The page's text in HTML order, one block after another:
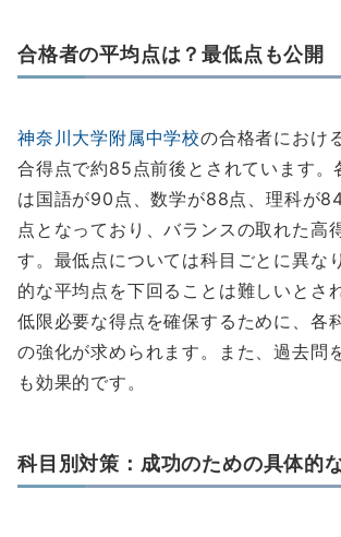
合格者の平均点は？最低点も公開
神奈川大学附属中学校の合格者におけ
合得点で約85点前後とされています。
は国語が90点、数学が88点、理科が
点となっており、バランスの取れた高
す。最低点については科目ごとに異な
的な平均点を下回ることは難しいとさ
低限必要な得点を確保するために、各
の強化が求められます。また、過去問
も効果的です。
科目別対策：成功のための具体的